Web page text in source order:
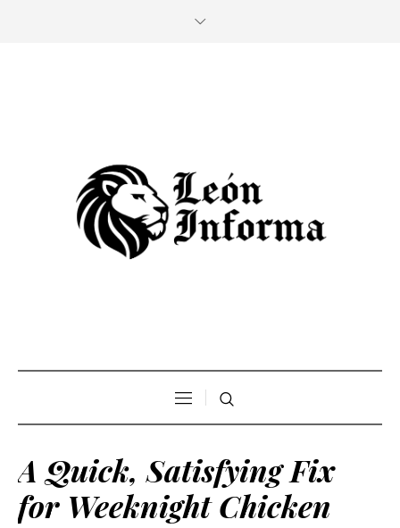
A Quick, Satisfying Fix
for Weeknight Chicken